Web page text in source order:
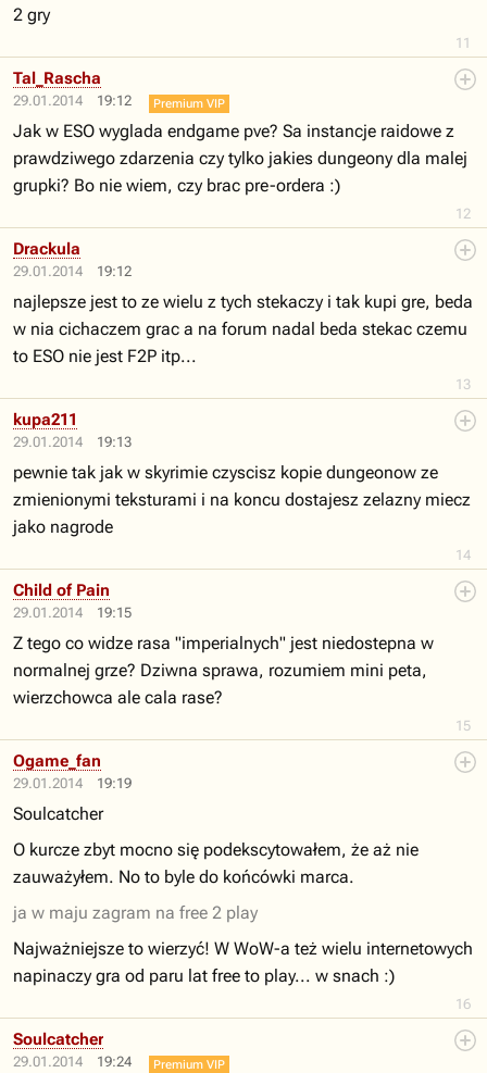
11
2 gry
29.01.2014 19:12
12
Tal_Rascha
Premium VIP
Jak w ESO wyglada endgame pve? Sa instancje raidowe z
prawdziwego zdarzenia czy tylko jakies dungeony dla malej
grupki? Bo nie wiem, czy brac pre-ordera :)
29.01.2014 19:12
13
Drackula
najlepsze jest to ze wielu z tych stekaczy i tak kupi gre, beda
w nia cichaczem grac a na forum nadal beda stekac czemu
to ESO nie jest F2P itp...
29.01.2014 19:13
14
kupa211
pewnie tak jak w skyrimie czyscisz kopie dungeonow ze
zmienionymi teksturami i na koncu dostajesz zelazny miecz
jako nagrode
29.01.2014 19:15
15
Child of Pain
Z tego co widze rasa "imperialnych" jest niedostepna w
normalnej grze? Dziwna sprawa, rozumiem mini peta,
wierzchowca ale cala rase?
29.01.2014 19:19
16
Ogame_fan
Soulcatcher
O kurcze zbyt mocno się podekscytowałem, że aż nie
zauważyłem. No to byle do końcówki marca.
ja w maju zagram na free 2 play
Najważniejsze to wierzyć! W WoW-a też wielu internetowych
napinaczy gra od paru lat free to play... w snach :)
29.01.2014 19:24
Soulcatcher
Premium VIP